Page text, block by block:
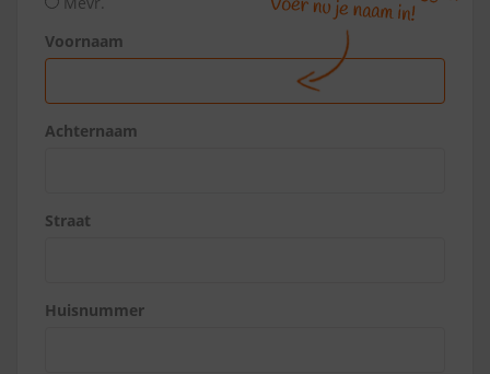
Voornaam
Achternaam
Straat
Huisnummer